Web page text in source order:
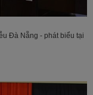
Nẵng - phát biểu tại